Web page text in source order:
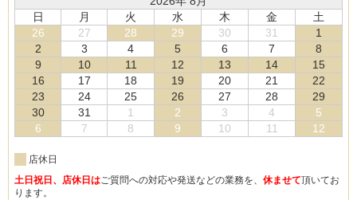
日
月 火 水 木 金
土
26
27 28 29 30 31
1
2
3 4 5 6 7
8
9
10 11 12 13 14
15
16
17 18 19 20 21
22
23
24 25 26 27 28
29
30
31 1 2 3 4
5
6
7 8 9 10 11 12
店休日
土日祝日、店休日はご質問への対応や発送などの業務を、 休ませて頂いてお
ります。